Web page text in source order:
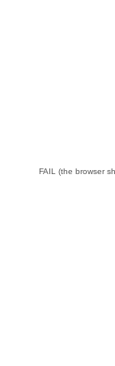
FAIL (the browser